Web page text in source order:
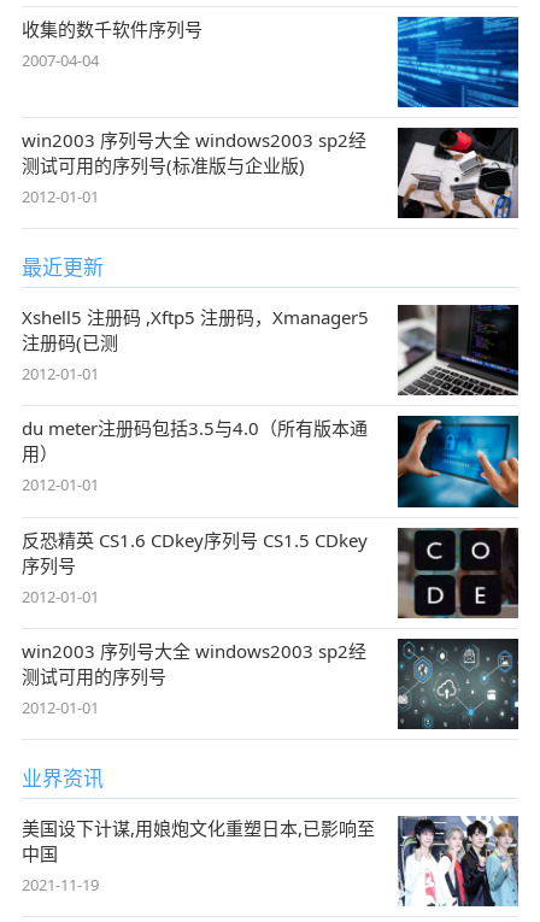
收集的数千软件序列号
2007-04-04
win2003 序列号大全 windows2003 sp2经
测试可用的序列号(标准版与企业版)
2012-01-01
最近更新
Xshell5 注册码 ,Xftp5 注册码，Xmanager5
注册码(已测
2012-01-01
du meter注册码包括3.5与4.0（所有版本通
用）
2012-01-01
反恐精英 CS1.6 CDkey序列号 CS1.5 CDkey
序列号
2012-01-01
win2003 序列号大全 windows2003 sp2经
测试可用的序列号
2012-01-01
业界资讯
美国设下计谋,用娘炮文化重塑日本,已影响至
中国
2021-11-19